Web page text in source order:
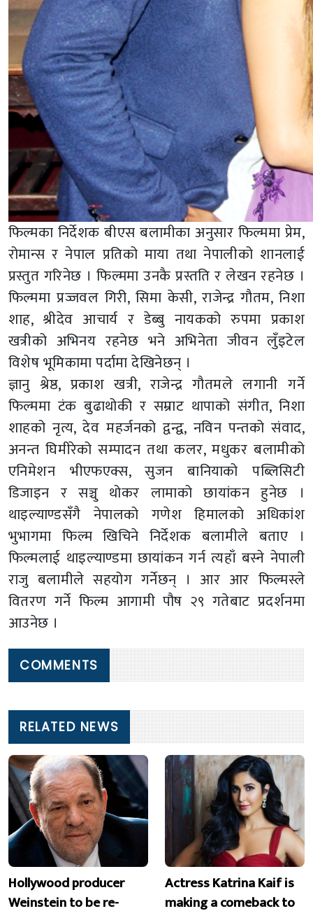
फिल्मका निर्देशक बीएस बलामीका अनुसार फिल्ममा प्रेम,
रोमान्स र नेपाल प्रतिको माया तथा नेपालीको शानलाई
प्रस्तुत गरिनेछ । फिल्ममा उनकै प्रस्तति र लेखन रहनेछ ।
फिल्ममा प्रज्जवल गिरी, सिमा केसी, राजेन्द्र गौतम, निशा
शाह, श्रीदेव आचार्य र डेब्बु नायकको रुपमा प्रकाश
खत्रीको अभिनय रहनेछ भने अभिनेता जीवन लुँइटेल
विशेष भूमिकामा पर्दामा देखिनेछन् ।
ज्ञानु श्रेष्ठ, प्रकाश खत्री, राजेन्द्र गौतमले लगानी गर्ने
फिल्ममा टंक बुढाथोकी र सम्राट थापाको संगीत, निशा
शाहको नृत्य, देव महर्जनको द्वन्द्व, नविन पन्तको संवाद,
अनन्त घिमीरेको सम्पादन तथा कलर, मधुकर बलामीको
एनिमेशन भीएफएक्स, सुजन बानियाको पब्लिसिटी
डिजाइन र सञ्चु थोकर लामाको छायांकन हुनेछ ।
थाइल्याण्डसँगै नेपालको गणेश हिमालको अधिकांश
भुभागमा फिल्म खिचिने निर्देशक बलामीले बताए ।
फिल्मलाई थाइल्याण्डमा छायांकन गर्न त्यहाँ बस्ने नेपाली
राजु बलामीले सहयोग गर्नेछन् । आर आर फिल्मस्ले
वितरण गर्ने फिल्म आगामी पौष २९ गतेबाट प्रदर्शनमा
आउनेछ ।
COMMENTS
RELATED NEWS
Hollywood producer
Weinstein to be re-
Actress Katrina Kaif is
making a comeback to